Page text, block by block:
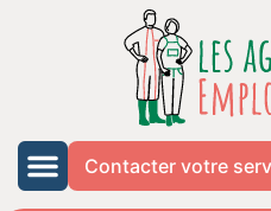
Contacter votre